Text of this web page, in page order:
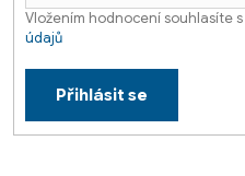
Vložením hodnocení souhlasíte s
údajů
Přihlásit se